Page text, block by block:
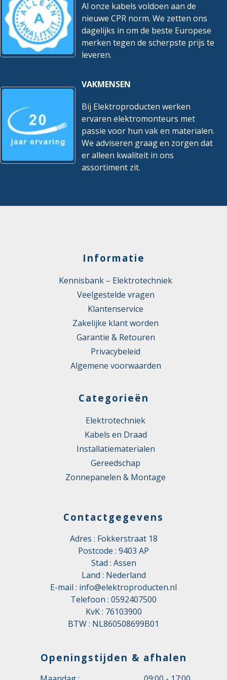
Al onze kabels voldoen aan de
nieuwe CPR norm. We zetten ons
dagelijks in om de beste Europese
merken tegen de scherpste prijs te
leveren.
VAKMENSEN
Bij Elektroproducten werken
ervaren elektromonteurs met
passie voor hun vak en materialen.
We adviseren graag en zorgen dat
er alleen kwaliteit in ons
assortiment zit.
Informatie
Kennisbank – Elektrotechniek
Veelgestelde vragen
Klantenservice
Zakelijke klant worden
Garantie & Retouren
Privacybeleid
Algemene voorwaarden
Categorieën
Elektrotechniek
Kabels en Draad
Installatiematerialen
Gereedschap
Zonnepanelen & Montage
Contactgegevens
Adres : Fokkerstraat 18
Postcode : 9403 AP
Stad : Assen
Land : Nederland
E-mail : info@elektroproducten.nl
Telefoon : 0592407500
KvK : 76103900
BTW : NL860508699B01
Openingstijden & afhalen